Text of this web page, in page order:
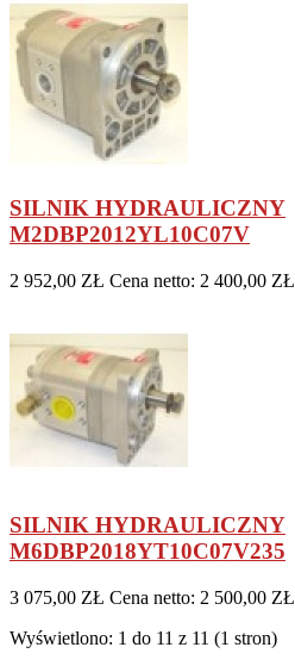
SILNIK HYDRAULICZNY
M2DBP2012YL10C07V
2 952,00 ZŁ Cena netto: 2 400,00 ZŁ
SILNIK HYDRAULICZNY
M6DBP2018YT10C07V235
3 075,00 ZŁ Cena netto: 2 500,00 ZŁ
Wyświetlono: 1 do 11 z 11 (1 stron)